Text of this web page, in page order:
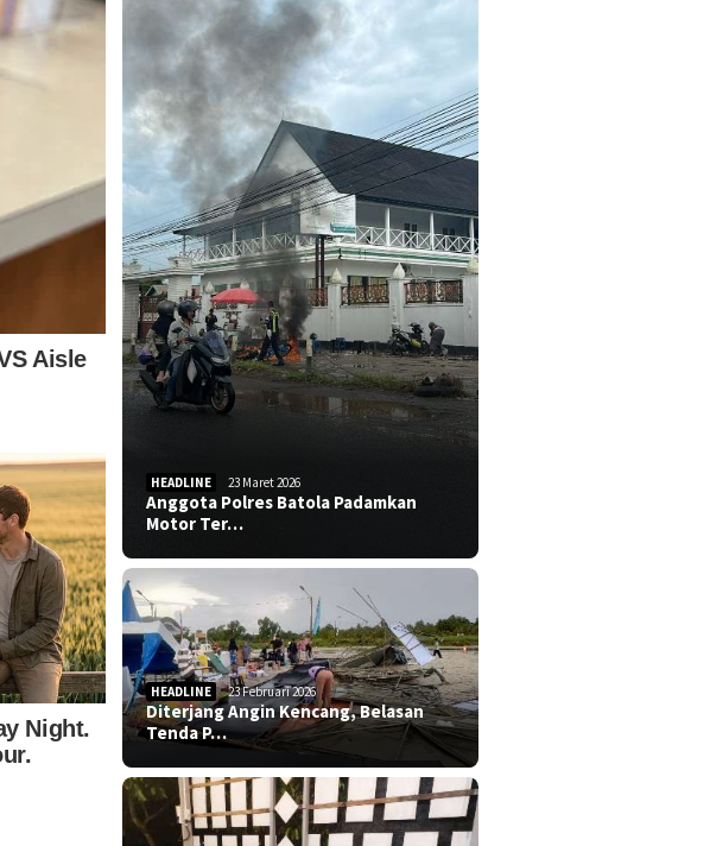
HEADLINE 23 Maret 2026
Anggota Polres Batola Padamkan
Motor Ter…
HEADLINE 23 Februari 2026
Diterjang Angin Kencang, Belasan
Tenda P…